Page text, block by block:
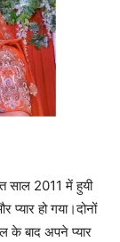
साल 2011 में हुयी
हो गया।दोनों
बाद अपने प्यार